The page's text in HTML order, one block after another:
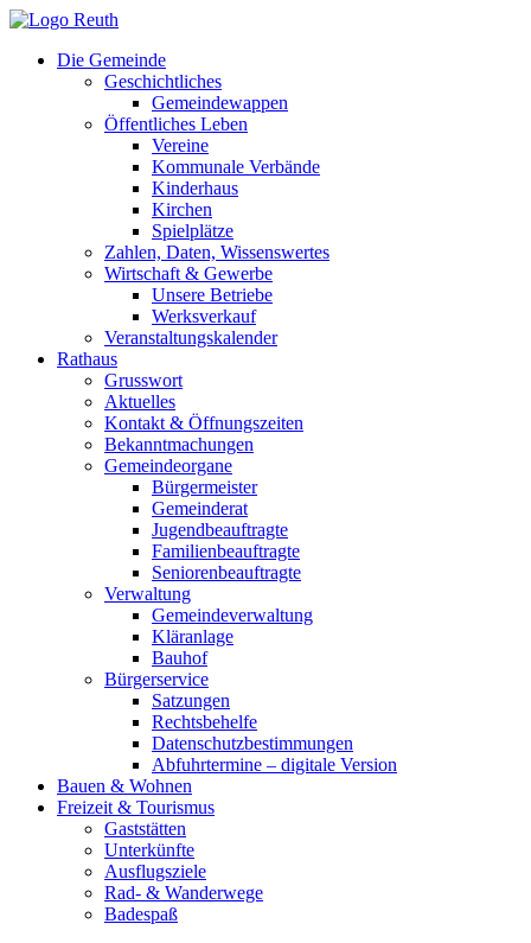
Zum
springenDie Gemeinde
Geschichtliches
Gemeindewappen
Öffentliches Leben
Vereine
Kommunale Verbände
Kinderhaus
Kirchen
Spielplätze
Zahlen, Daten, Wissenswertes
Wirtschaft & Gewerbe
Unsere Betriebe
Werksverkauf
Veranstaltungskalender
Rathaus
Grusswort
Aktuelles
Kontakt & Öffnungszeiten
Bekanntmachungen
Gemeindeorgane
Bürgermeister
Gemeinderat
Jugendbeauftragte
Familienbeauftragte
Seniorenbeauftragte
Verwaltung
Gemeindeverwaltung
Kläranlage
Bauhof
Bürgerservice
Satzungen
Rechtsbehelfe
Datenschutzbestimmungen
Abfuhrtermine – digitale Version
Bauen & Wohnen
Freizeit & Tourismus
Gaststätten
Unterkünfte
Ausflugsziele
Rad- & Wanderwege
Badespaß